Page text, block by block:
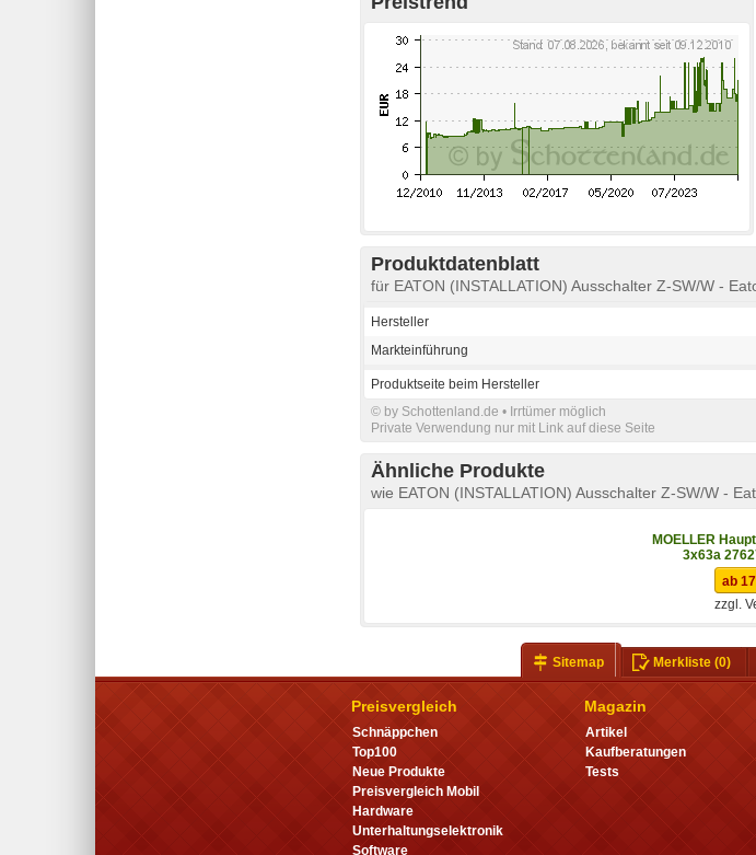
Produktdatenblatt
für EATON (INSTALLATION) Ausschalter Z-SW/W -
Hersteller
Markteinführung
Produktseite beim Hersteller
© by Schottenland.de • Irrtümer möglich
Private Verwendung nur mit Link auf diese Seite
Ähnliche Produkte
wie EATON (INSTALLATION) Ausschalter Z-SW/W -
MOELLER
3x63a
ab
zzgl.
Sitemap Merkliste(0)
Preisvergleich
Schnäppchen
Top100
Neue Produkte
Preisvergleich Mobil
Hardware
Unterhaltungselektronik
Software
Magazin
Artikel
Kaufberatungen
Tests